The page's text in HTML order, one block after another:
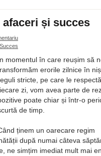
și succes
Succes
momentul în care reușim să
erorile zilnice în
stricte, pe care le
zi, vom avea parte de
poate chiar și într-o
de timp.
ținem un oarecare regim
după numai câteva
ne simțim imediat mult mai